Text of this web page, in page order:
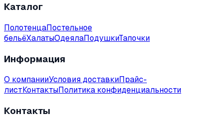
Каталог
ПолотенцаПостельное
бельёХалатыОдеялаПодушкиТапочки
Информация
О компанииУсловия доставкиПрайс-
листКонтактыПолитика конфиденциальности
Контакты